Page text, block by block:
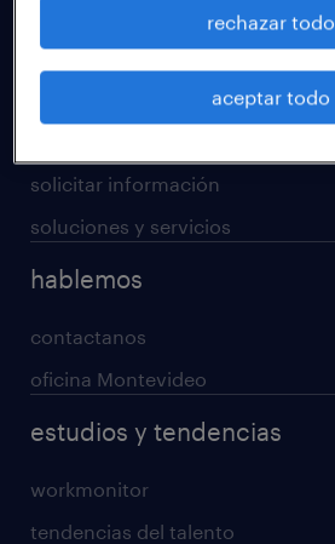
professional
solicitar información
soluciones y servicios
hablemos
contactanos
oficina Montevideo
estudios y tendencias
workmonitor
tendencias del talento
rechazar todo
aceptar todo